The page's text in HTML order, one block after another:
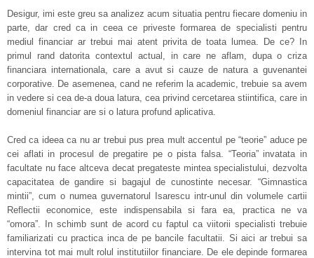
Desigur, imi este greu sa analizez acum situatia pentru fiecare domeniu in
parte, dar cred ca in ceea ce priveste formarea de specialisti pentru
mediul financiar ar trebui mai atent privita de toata lumea. De ce? In
primul rand datorita contextul actual, in care ne aflam, dupa o criza
financiara internationala, care a avut si cauze de natura a guvenantei
corporative. De asemenea, cand ne referim la academic, trebuie sa avem
in vedere si cea de-a doua latura, cea privind cercetarea stiintifica, care in
domeniul financiar are si o latura profund aplicativa.
Cred ca ideea ca nu ar trebui pus prea mult accentul pe “teorie” aduce pe
cei aflati in procesul de pregatire pe o pista falsa. “Teoria” invatata in
facultate nu face altceva decat pregateste mintea specialistului, dezvolta
capacitatea de gandire si bagajul de cunostinte necesar. “Gimnastica
mintii”, cum o numea guvernatorul Isarescu intr-unul din volumele cartii
Reflectii economice, este indispensabila si fara ea, practica ne va
“omora”. In schimb sunt de acord cu faptul ca viitorii specialisti trebuie
familiarizati cu practica inca de pe bancile facultatii. Si aici ar trebui sa
intervina tot mai mult rolul institutiilor financiare. De ele depinde formarea